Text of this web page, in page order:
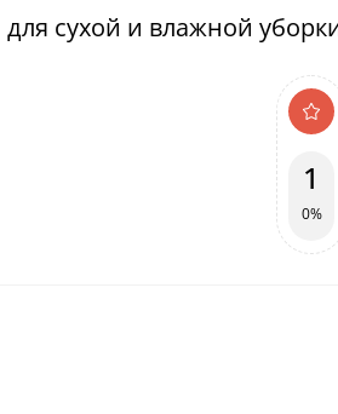
сухой и влажной
1
0%